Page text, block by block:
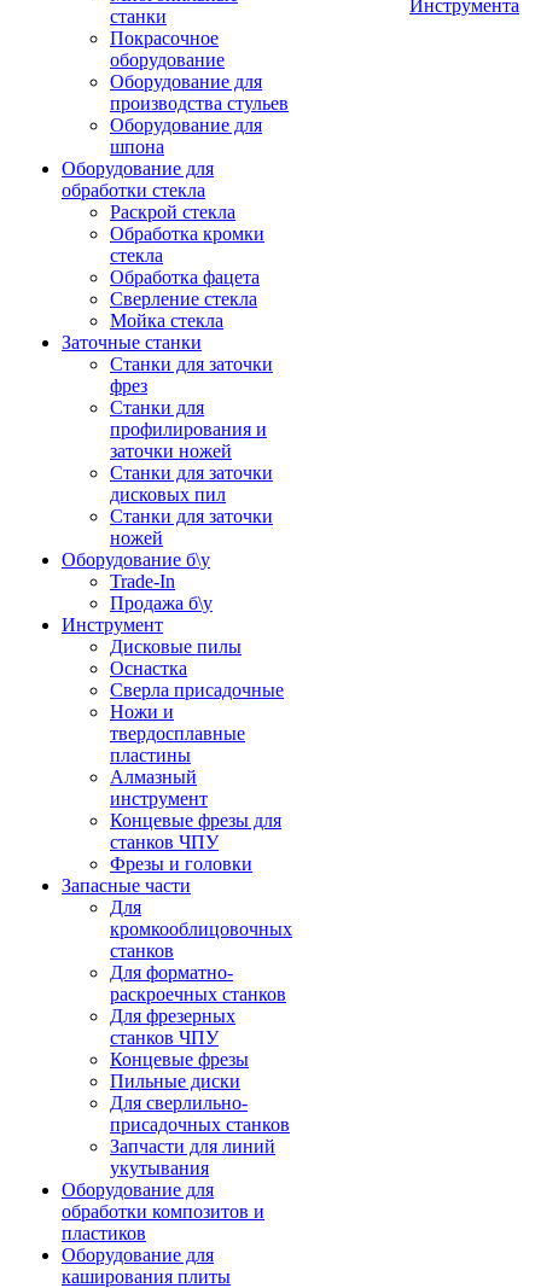
станки
Покрасочное
оборудование
Оборудование для
производства стульев
Оборудование для
шпона
Оборудование для
обработки стекла
Раскрой стекла
Обработка кромки
стекла
Обработка фацета
Сверление стекла
Мойка стекла
Заточные станки
Станки для заточки
фрез
Станки для
профилирования и
заточки ножей
Станки для заточки
дисковых пил
Станки для заточки
ножей
Оборудование б\у
Trade-In
Продажа б\у
Инструмент
Дисковые пилы
Оснастка
Сверла присадочные
Ножи и
твердосплавные
пластины
Алмазный
инструмент
Концевые фрезы для
станков ЧПУ
Фрезы и головки
Запасные части
Для
кромкооблицовочных
станков
Для форматно-
раскроечных станков
Для фрезерных
станков ЧПУ
Концевые фрезы
Пильные диски
Для сверлильно-
присадочных станков
Запчасти для линий
укутывания
Оборудование для
обработки композитов и
пластиков
Оборудование для
каширования плиты
Инструмента